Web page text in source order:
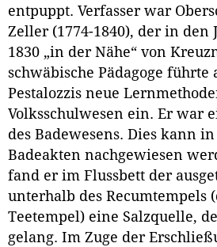
entpuppt. Verfasser war
Zeller (1774-1840), der in den
1830 „in der Nähe“ von
schwäbische Pädagoge führte
Pestalozzis neue
Volksschulwesen ein. Er war
des Badewesens. Dies kann
Badeakten nachgewiesen
fand er im Flussbett der
unterhalb des Recumtempels
Teetempel) eine Salzquelle,
gelang. Im Zuge der